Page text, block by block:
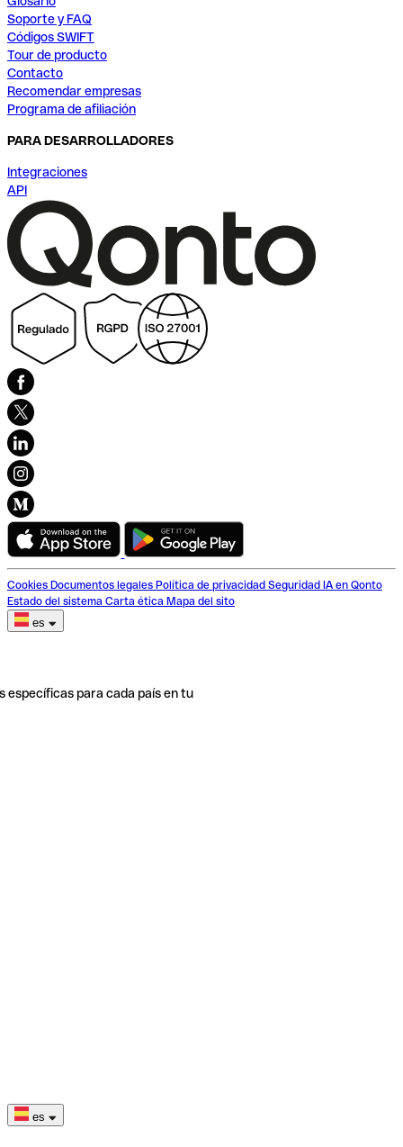
Soporte y FAQ
Códigos SWIFT
Tour de producto
Contacto
Recomendar empresas
Programa de afiliación
PARA DESARROLLADORES
Integraciones
API
Cookies Documentos legales Política de privacidad Seguridad IA en Qonto
Estado del sistema Carta ética Mapa del sito
es
específicas para cada país en tu
es